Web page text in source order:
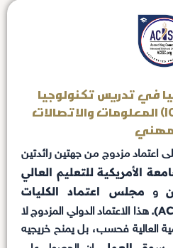
في تدريس تكنولوجيا
المعلومات والاتصالات (ICT): بوابتك نحو التميز
اعتماد مزدوج من جهتين رائدتين
الأمريكية للتعليم العالي
و مجلس اعتماد الكليات
. هذا الاعتماد الدولي المزدوج لا
العالية فحسب، بل يمنح خريجيه